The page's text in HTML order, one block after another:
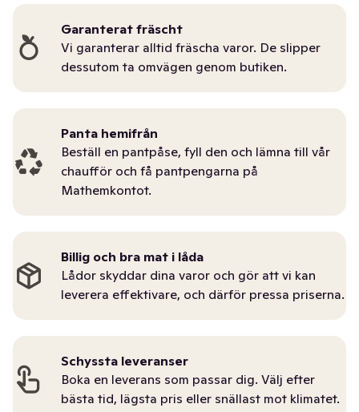
Garanterat fräscht
Vi garanterar alltid fräscha varor. De slipper
dessutom ta omvägen genom butiken.
Panta hemifrån
Beställ en pantpåse, fyll den och lämna till vår
chaufför och få pantpengarna på
Mathemkontot.
Billig och bra mat i låda
Lådor skyddar dina varor och gör att vi kan
leverera effektivare, och därför pressa priserna.
Schyssta leveranser
Boka en leverans som passar dig. Välj efter
bästa tid, lägsta pris eller snällast mot klimatet.